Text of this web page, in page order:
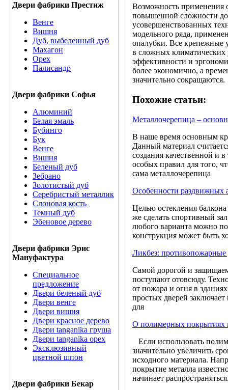
Двери фабрики Престиж
Венге
Вишня
Дуб, выбеленный дуб
Махагон
Орех
Палисандр
Двери фабрики Софья
Алюминий
Белая эмаль
Бубинго
Бук
Венге
Вишня
Беленый дуб
Зебрано
Золотистый дуб
Серебристый металлик
Слоновая кость
Темный дуб
Эбеновое дерево
Двери фабрики Эрис
Мануфактура
Специальное
предложение
Двери беленый дуб
Двери венге
Двери вишня
Двери красное дерево
Двери tanganika груша
Двери tanganika oрех
Эксклюзивный
цветной шпон
Двери фабрики Бекар
Возможность применения
повышенной сложности
усовершенствованных
модельного ряда,
опалубки. Все крепежные
в сложных климатических
эффективности и
более экономично, а
значительно сокращаются.
Похожие статьи:
Металлочерепица –
В наше время основным
Данный материал
создания качественной и
особых правил для того,
сама металлочерепица
Особенности раздвижных
Целью остекления
же сделать спортивный
любого варианта можно
конструкция может быть
Ликбез: противопожарные
Самой дорогой и
поступают отовсюду.
от пожара и огня в
простых дверей
для
О полимерных покрытиях
Если использовать
значительно увеличить
исходного материала.
покрытие металла
начинает